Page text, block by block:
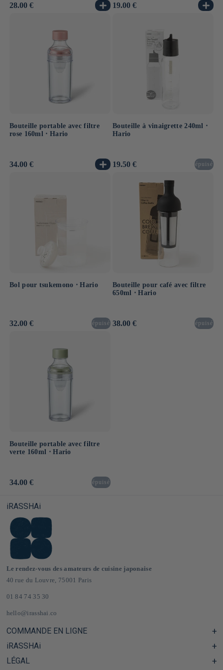
Prix
28.00 €
Prix
19.00 €
Bouteille portable avec filtre
rose 160ml ⋅ Hario
Prix
34.00 €
Bouteille à vinaigrette 240ml ⋅
Hario
Prix
19.50 € épuisé
Bol pour tsukemono ⋅ Hario
Prix
32.00 € épuisé
Bouteille pour café avec filtre
650ml ⋅ Hario
Prix
38.00 € épuisé
Bouteille portable avec filtre
verte 160ml ⋅ Hario
Prix
34.00 € épuisé
iRASSHAi
Le rendez-vous des amateurs de cuisine japonaise
40 rue du Louvre, 75001 Paris
01 84 74 35 30
hello@irasshai.co
COMMANDE EN LIGNE
Centre d'aide & FAQ
Livraison et frais de port en France & Europe
iRASSHAi
Les horaires du 40 rue du Louvre, Paris
LÉGAL